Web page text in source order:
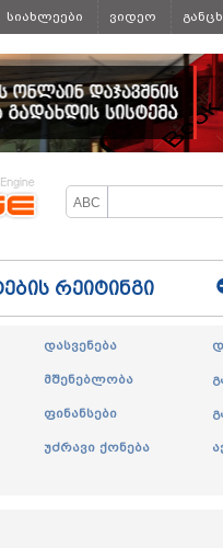
სიახლეები ვიდეო
რეიტინგი
დასვენება
მშენებლობა
ფინანსები
უძრავი ქონება